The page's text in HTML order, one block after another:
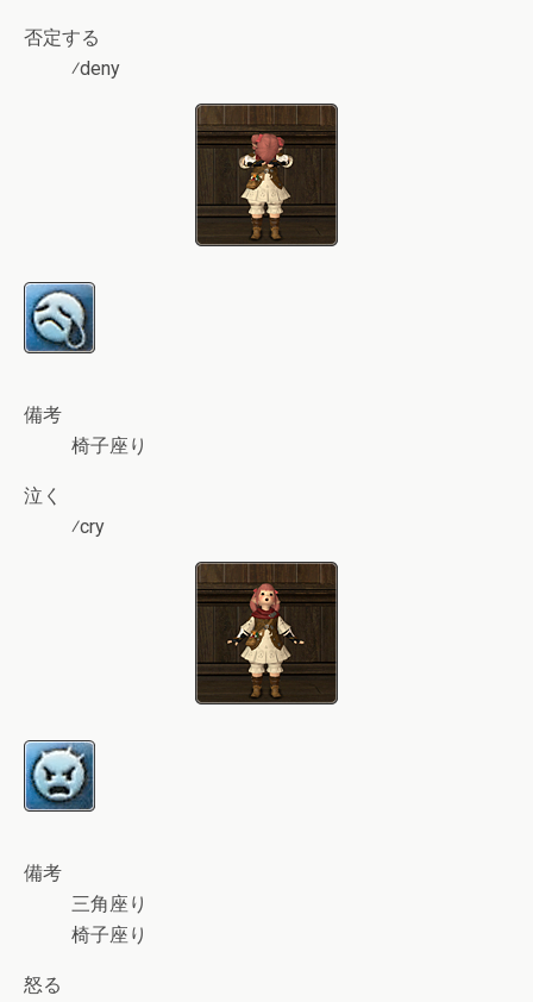
否定する
⁄deny
備考
椅子座り
泣く
⁄cry
備考
三角座り
椅子座り
怒る